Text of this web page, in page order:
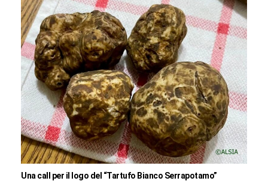
Una call per il logo del “Tartufo Bianco Serrapotamo”